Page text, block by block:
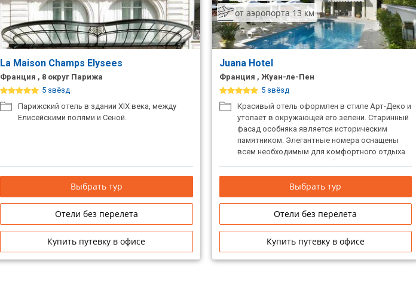
La Maison Champs Elysees
Франция , 8 округ Парижа
5 звёзд
Парижский отель в здании XIX века, между
Елисейскими полями и Сеной.
Выбрать тур
Отели без перелета
Купить путевку в офисе
от аэропорта 13 км
Juana Hotel
Франция , Жуан-ле-Пен
5 звёзд
Красивый отель оформлен в стиле Арт-Деко и
утопает в окружающей его зелени. Старинный
фасад особняка является историческим
памятником. Элегантные номера оснащены
всем необходимым для комфортного отдыха.
С 1960 года он стал излюбленным местом для
джазовых музыкантов.
Выбрать тур
Отели без перелета
Купить путевку в офисе